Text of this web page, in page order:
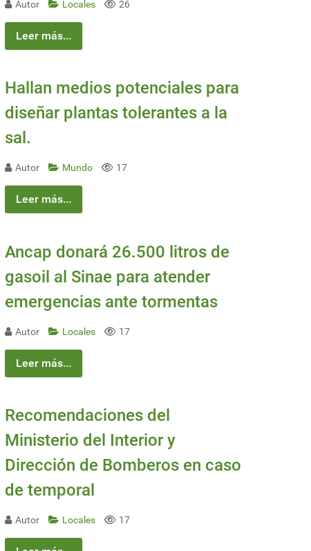
Autor Locales 26
Leer más...
Hallan medios potenciales para
diseñar plantas tolerantes a la
sal.
Autor Mundo 17
Leer más...
Ancap donará 26.500 litros de
gasoil al Sinae para atender
emergencias ante tormentas
Autor Locales 17
Leer más...
Recomendaciones del
Ministerio del Interior y
Dirección de Bomberos en caso
de temporal
Autor Locales 17